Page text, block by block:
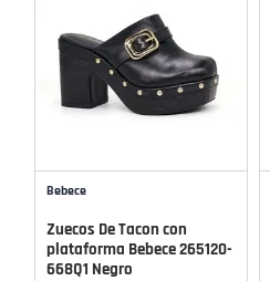
Bebece
Zuecos De Tacon con
plataforma Bebece 265120-
668Q1 Negro